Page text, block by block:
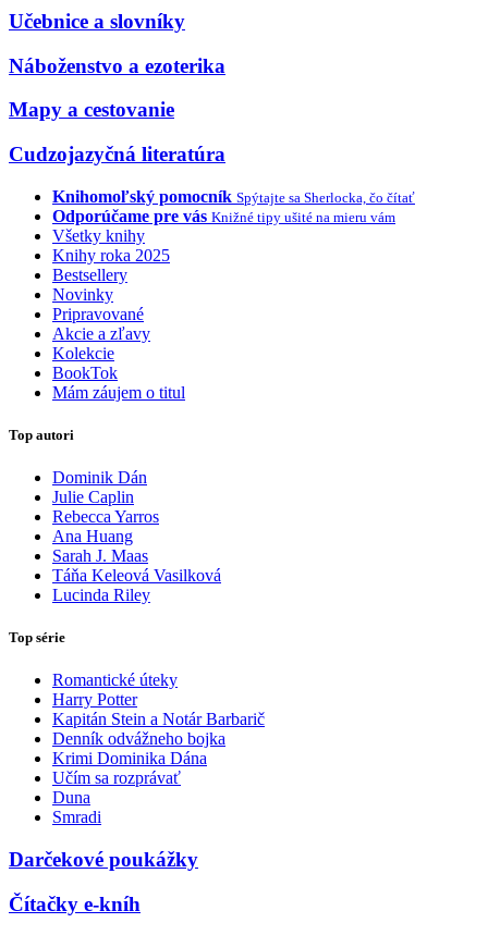
Učebnice a slovníky
Náboženstvo a ezoterika
Mapy a cestovanie
Cudzojazyčná literatúra
Knihomoľský pomocník Spýtajte sa Sherlocka, čo čítať
Odporúčame pre vás Knižné tipy ušité na mieru vám
Všetky knihy
Knihy roka 2025
Bestsellery
Novinky
Pripravované
Akcie a zľavy
Kolekcie
BookTok
Mám záujem o titul
Top autori
Dominik Dán
Julie Caplin
Rebecca Yarros
Ana Huang
Sarah J. Maas
Táňa Keleová Vasilková
Lucinda Riley
Top série
Romantické úteky
Harry Potter
Kapitán Stein a Notár Barbarič
Denník odvážneho bojka
Krimi Dominika Dána
Učím sa rozprávať
Duna
Smradi
Darčekové poukážky
Čítačky e-kníh